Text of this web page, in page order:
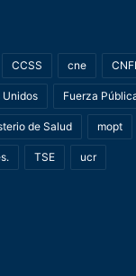
CCSS cne
Unidos Fuerza
de Salud mopt
TSE ucr